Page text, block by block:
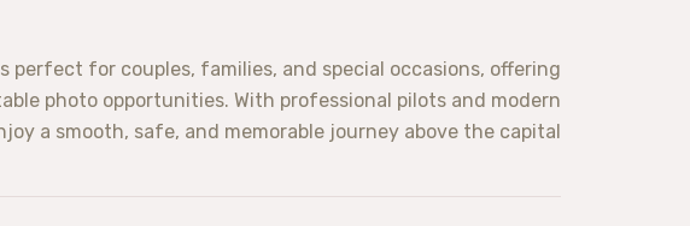
perfect for couples, families, and special occasions, offering
photo opportunities. With professional pilots and modern
a smooth, safe, and memorable journey above the capital.